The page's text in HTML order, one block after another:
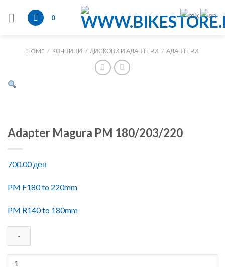
0
HOME / КОЧНИЦИ / ДИСКОВИ И АДАПТЕРИ / АДАПТЕРИ
Adapter Magura PM 180/203/220
700.00ден
PM F180 to 220mm
PM R140 to 180mm
Adapter